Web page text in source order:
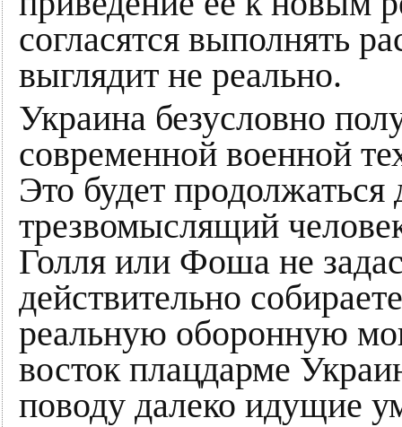
согласятся выполнять
выглядит не реально.
Украина безусловно
современной военной
Это будет продолжаться
трезвомыслящий
Голля или Фоша не
действительно
реальную оборонную
восток плацдарме
поводу далеко идущие